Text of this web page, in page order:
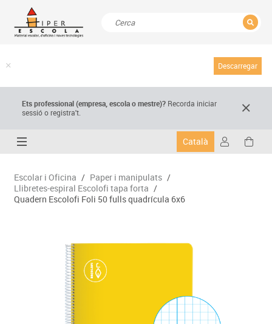
Descarregar
Ets professional (empresa,escola o mestre)? Recorda iniciar
sessió o registra't.
Català
Escolar i Oficina / Paper i manipulats /
Llibretes-espiral Escolofi tapa forta /
Quadern Escolofi Foli 50 fulls quadrícula 6x6